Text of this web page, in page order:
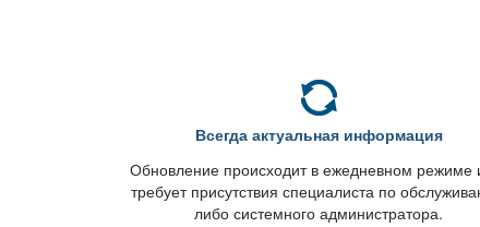
сегда актуальная информация
Обновление происходит в ежедневном режиме
требует присутствия специалиста по
либо системного администратора.